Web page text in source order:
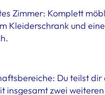
Zimmer: Komplett
Kleiderschrank und
Du teilst dir
insgesamt zwei weiteren